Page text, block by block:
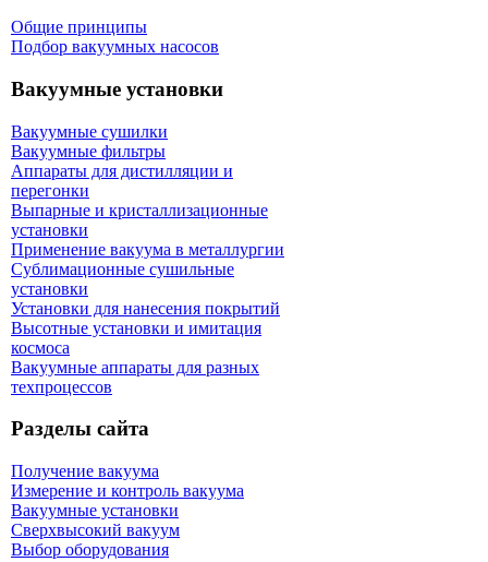
Общие принципы
Подбор вакуумных насосов
Вакуумные установки
Вакуумные сушилки
Вакуумные фильтры
Аппараты для дистилляции и
перегонки
Выпарные и кристаллизационные
установки
Применение вакуума в металлургии
Сублимационные сушильные
установки
Установки для нанесения покрытий
Высотные установки и имитация
космоса
Вакуумные аппараты для разных
техпроцессов
Разделы сайта
Получение вакуума
Измерение и контроль вакуума
Вакуумные установки
Сверхвысокий вакуум
Выбор оборудования